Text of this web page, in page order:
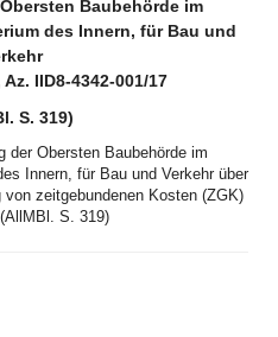
Baubehörde im
des Innern, für Bau und
IID8-4342-001/17
S. 319)
der Obersten Baubehörde im
Innern, für Bau und Verkehr über
zeitgebundenen Kosten (ZGK)
S. 319)